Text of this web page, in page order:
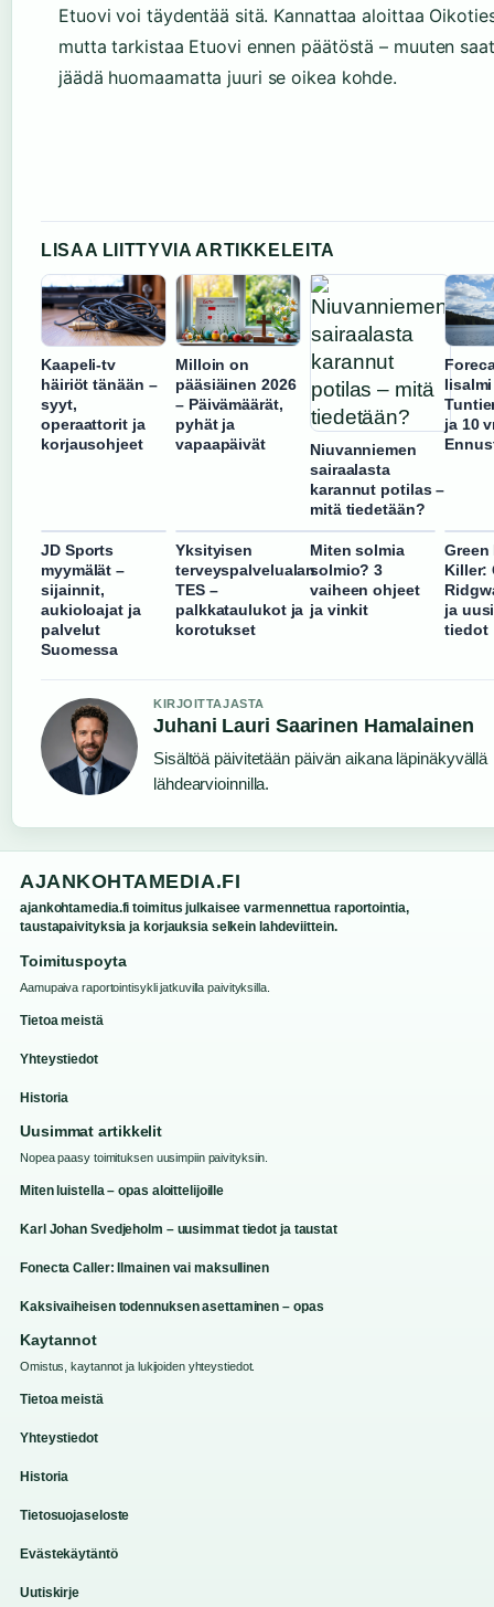
Etuovi voi täydentää sitä. Kannattaa aloittaa
mutta tarkistaa Etuovi ennen päätöstä – muuten
jäädä huomaamatta juuri se oikea kohde.
LISAA LIITTYVIA ARTIKKELEITA
Kaapeli-tv
häiriöt tänään –
syyt,
operaattorit ja
korjausohjeet
Milloin on
pääsiäinen 2026
– Päivämäärät,
pyhät ja
vapaapäivät
Niuvanniemen
sairaalasta
karannut potilas –
mitä tiedetään?
ja 10
JD Sports
myymälät –
sijainnit,
aukioloajat ja
palvelut
Suomessa
Yksityisen
terveyspalvelualan
TES –
palkkataulukot ja
korotukset
Miten solmia
solmio? 3
vaiheen ohjeet
ja vinkit
Green
Killer:
ja
tiedot
KIRJOITTAJASTA
Juhani Lauri Saarinen Hamalainen
Sisältöä päivitetään päivän aikana läpinäkyvällä
lähdearvioinnilla.
AJANKOHTAMEDIA.FI
ajankohtamedia.fi toimitus julkaisee varmennettua raportointia,
taustapaivityksia ja korjauksia selkein lahdeviittein.
Toimituspoyta
Aamupaiva raportointisykli jatkuvilla paivityksilla.
Tietoa meistä
Yhteystiedot
Historia
Uusimmat artikkelit
Nopea paasy toimituksen uusimpiin paivityksiin.
Miten luistella – opas aloittelijoille
Karl Johan Svedjeholm – uusimmat tiedot ja taustat
Fonecta Caller: Ilmainen vai maksullinen
Kaksivaiheisen todennuksen asettaminen – opas
Kaytannot
Omistus, kaytannot ja lukijoiden yhteystiedot.
Tietoa meistä
Yhteystiedot
Historia
Tietosuojaseloste
Evästekäytäntö
Uutiskirje